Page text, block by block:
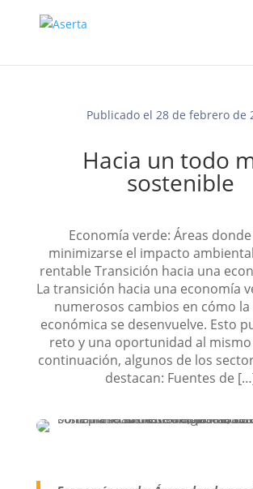
Publicado el 28 de febrero de
Hacia un todo
sostenible
Economía verde: Áreas
minimizarse el impacto
rentable Transición hacia una
La transición hacia una economía
numerosos cambios en cómo
económica se desenvuelve. Esto
reto y una oportunidad al
continuación, algunos de los
destacan: Fuentes de